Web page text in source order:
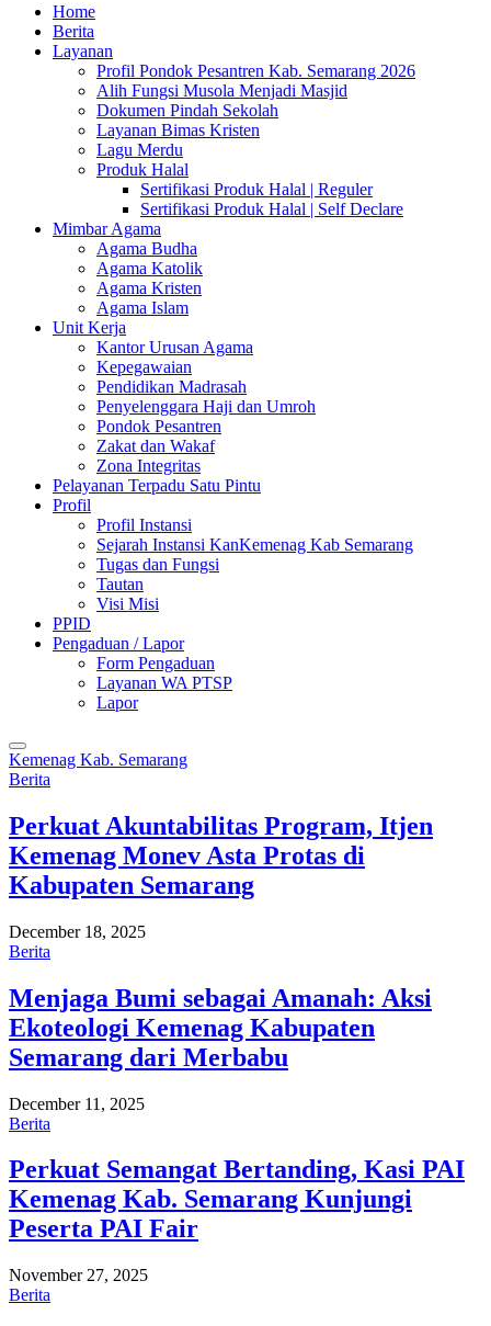
Home
Berita
Layanan
Profil Pondok Pesantren Kab. Semarang 2026
Alih Fungsi Musola Menjadi Masjid
Dokumen Pindah Sekolah
Layanan Bimas Kristen
Lagu Merdu
Produk Halal
Sertifikasi Produk Halal | Reguler
Sertifikasi Produk Halal | Self Declare
Mimbar Agama
Agama Budha
Agama Katolik
Agama Kristen
Agama Islam
Unit Kerja
Kantor Urusan Agama
Kepegawaian
Pendidikan Madrasah
Penyelenggara Haji dan Umroh
Pondok Pesantren
Zakat dan Wakaf
Zona Integritas
Pelayanan Terpadu Satu Pintu
Profil
Profil Instansi
Sejarah Instansi KanKemenag Kab Semarang
Tugas dan Fungsi
Tautan
Visi Misi
PPID
Pengaduan / Lapor
Form Pengaduan
Layanan WA PTSP
Lapor
Kemenag Kab. Semarang
Berita
Perkuat Akuntabilitas Program, Itjen
Kemenag Monev Asta Protas di
Kabupaten Semarang
December 18, 2025
Berita
Menjaga Bumi sebagai Amanah: Aksi
Ekoteologi Kemenag Kabupaten
Semarang dari Merbabu
December 11, 2025
Berita
Perkuat Semangat Bertanding, Kasi PAI
Kemenag Kab. Semarang Kunjungi
Peserta PAI Fair
November 27, 2025
Berita